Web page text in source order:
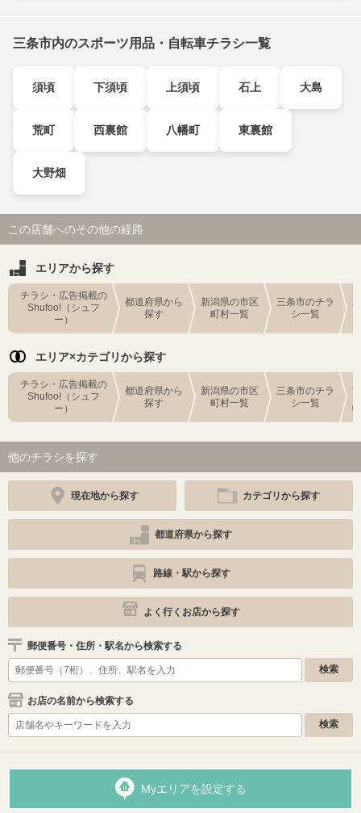
三条市内のスポーツ用品・自転車チラシ一覧
須頃 下須頃 上須頃 石上 大島
荒町 西裏館 八幡町 東裏館
大野畑
この店舗へのその他の経路
エリアから探す
チラシ・広告掲載の
Shufoo!（シュフ
ー）
都道府県から
探す
新潟県の市区
町村一覧
三条市のチラ
シ一覧
エリア×カテゴリから探す
チラシ・広告掲載の
Shufoo!（シュフ
ー）
都道府県から
探す
新潟県の市区
町村一覧
三条市のチラ
シ一覧
他のチラシを探す
現在地から探す カテゴリから探す
都道府県から探す
路線・駅から探す
よく行くお店から探す
郵便番号・住所・駅名から検索する
お店の名前から検索する
Myエリアを設定する